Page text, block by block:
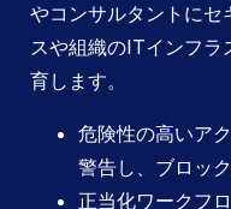
やコンサルタントにセ
スや組織のITインフラ
育します。
危険性の高いア
警告し、ブロッ
正当化ワークフ